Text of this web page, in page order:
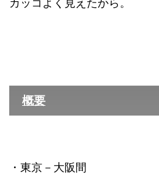
概要
・東京－大阪間